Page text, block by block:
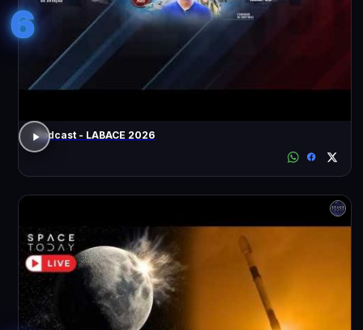
6
Podcast - LABACE 2026